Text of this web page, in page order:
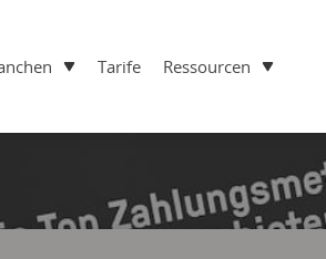
Tarife Ressourcen